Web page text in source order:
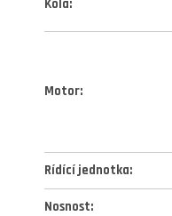
Kola:
Motor:
Rídící jednotka:
Nosnost: